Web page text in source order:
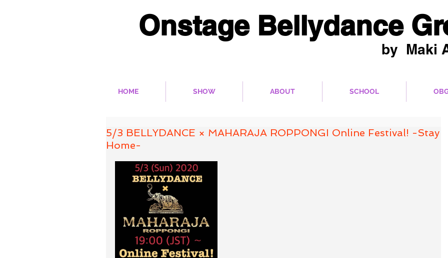
Onstage Bellydance
by Maki
HOME SHOW ABOUT SCHOOL
5/3 BELLYDANCE × MAHARAJA ROPPONGI Online Festival! -Stay
Home-